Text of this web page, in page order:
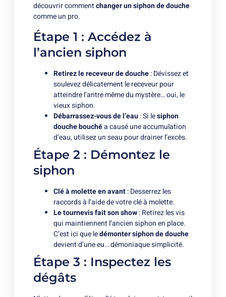
découvrir commentchanger un siphon de douche
comme un pro.
Étape 1 : Accédez à
l’ancien siphon
Retirez le receveur de douche: Dévissez et
soulevez délicatement le receveur pour
atteindre l’antre même du mystère… oui, le
vieux siphon.
Débarrassez-vous de l’eau: Si lesiphon
douche bouchéa causé une accumulation
d’eau, utilisez un seau pour drainer l’excès.
Étape 2 : Démontez le
siphon
Clé à molette en avant: Desserrez les
raccords à l’aide de votre clé à molette.
Le tournevis fait son show: Retirez les vis
qui maintiennent l’ancien siphon en place.
C’est ici que ledémonter siphon de douche
devient d’une eu… démoniaque simplicité.
Étape 3 : Inspectez les
dégâts